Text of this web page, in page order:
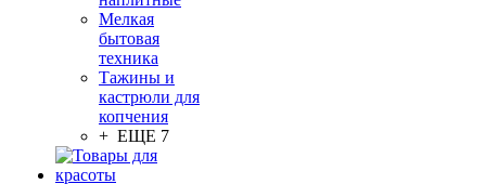
Мелкая
бытовая
техника
Тажины и
кастрюли для
копчения
+ ЕЩЕ 7